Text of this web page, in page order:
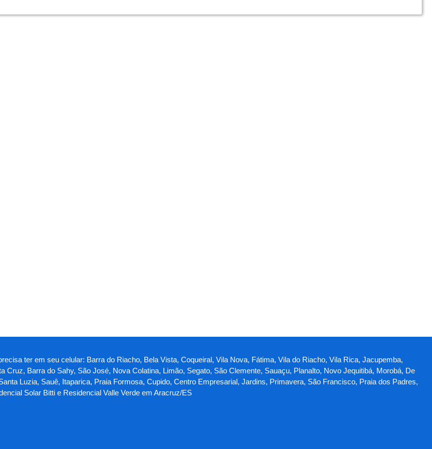
ter em seu celular: Barra do Riacho, Bela Vista, Coqueiral, Vila Nova, Fátima, Vila do Riacho, Vila Rica, Jacupemba,
Barra do Sahy, São José, Nova Colatina, Limão, Segato, São Clemente, Sauaçu, Planalto, Novo Jequitibá, Morobá, De
Luzia, Sauê, Itaparica, Praia Formosa, Cupido, Centro Empresarial, Jardins, Primavera, São Francisco, Praia dos Padres,
Solar Bitti e Residencial Valle Verde em Aracruz/ES